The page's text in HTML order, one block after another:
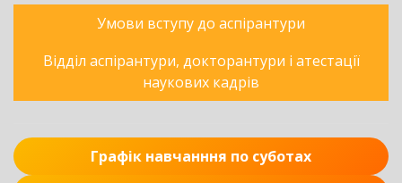
Умови вступу до аспірантури
Відділ аспірантури, докторантури і атестації
наукових кадрів
Графік навчанння по суботах